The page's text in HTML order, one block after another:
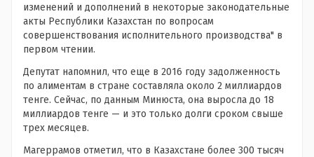
изменений и дополнений в некоторые законодательные
акты Республики Казахстан по вопросам
совершенствования исполнительного производства" в
первом чтении.
Депутат напомнил, что еще в 2016 году задолженность
по алиментам в стране составляла около 2 миллиардов
тенге. Сейчас, по данным Минюста, она выросла до 18
миллиардов тенге — и это только долги сроком свыше
трех месяцев.
Магеррамов отметил, что в Казахстане более 300 тысяч